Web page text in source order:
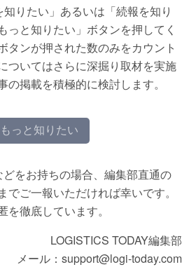
りたい」あるいは「続報を知り
っと知りたい」ボタンを押してく
タンが押された数のみをカウント
ついてはさらに深掘り取材を実施
の掲載を積極的に検討します。
もっと知りたい
をお持ちの場合、編集部直通の
でご一報いただければ幸いです。
徹底しています。
LOGISTICS TODAY編集部
メール：support@logi-today.com